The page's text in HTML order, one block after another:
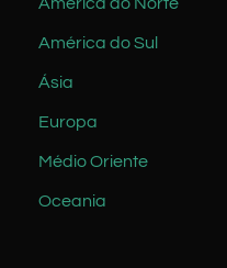
América do Norte
América do Sul
Ásia
Europa
Médio Oriente
Oceania